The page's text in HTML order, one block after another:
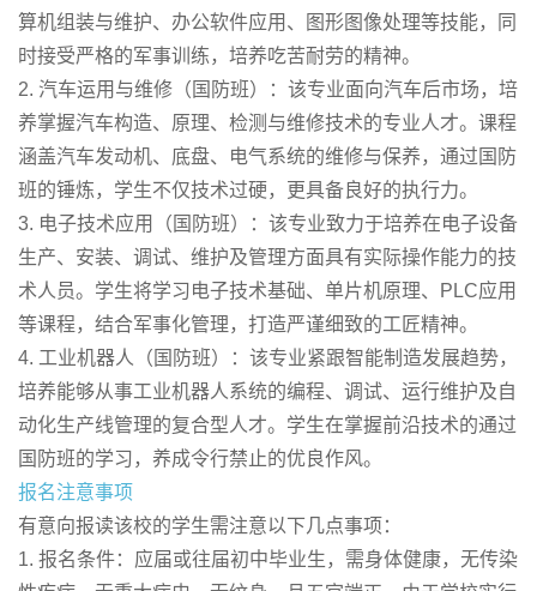
算机组装与维护、办公软件应用、图形图像处理等技能，同
时接受严格的军事训练，培养吃苦耐劳的精神。
2. 汽车运用与维修（国防班）：该专业面向汽车后市场，培
养掌握汽车构造、原理、检测与维修技术的专业人才。课程
涵盖汽车发动机、底盘、电气系统的维修与保养，通过国防
班的锤炼，学生不仅技术过硬，更具备良好的执行力。
3. 电子技术应用（国防班）：该专业致力于培养在电子设备
生产、安装、调试、维护及管理方面具有实际操作能力的技
术人员。学生将学习电子技术基础、单片机原理、PLC应用
等课程，结合军事化管理，打造严谨细致的工匠精神。
4. 工业机器人（国防班）：该专业紧跟智能制造发展趋势，
培养能够从事工业机器人系统的编程、调试、运行维护及自
动化生产线管理的复合型人才。学生在掌握前沿技术的通过
国防班的学习，养成令行禁止的优良作风。
报名注意事项
有意向报读该校的学生需注意以下几点事项：
1. 报名条件：应届或往届初中毕业生，需身体健康，无传染